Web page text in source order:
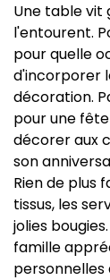
Une table vit
l'entourent.
pour quelle
d'incorporer
décoration.
pour une
décorer aux
son
Rien de plus
tissus, les
jolies
famille
personnelles